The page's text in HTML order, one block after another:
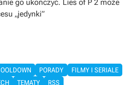
go ukończyć. Lies of P 2 może
„jedynki”
PORADY
FILMY I SERIALE
TEMATY RSS